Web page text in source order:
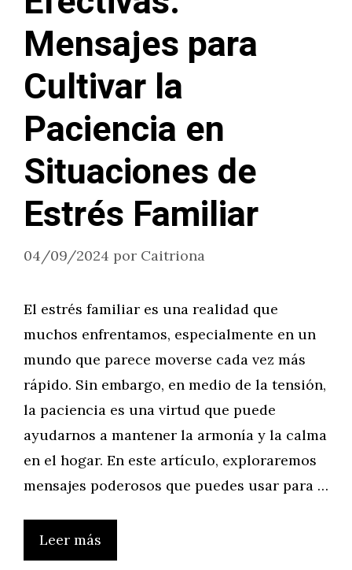
Mensajes para
Cultivar la
Paciencia en
Situaciones de
Estrés Familiar
04/09/2024 por Caitriona
El estrés familiar es una realidad que
muchos enfrentamos, especialmente en un
mundo que parece moverse cada vez más
rápido. Sin embargo, en medio de la tensión,
la paciencia es una virtud que puede
ayudarnos a mantener la armonía y la calma
en el hogar. En este artículo, exploraremos
mensajes poderosos que puedes usar para …
Leer más